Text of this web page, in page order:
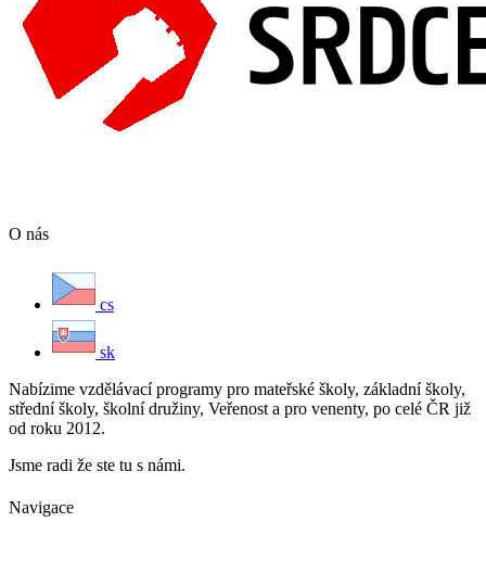
O nás
cs
sk
Nabízime vzdělávací programy pro mateřské školy, základní školy,
střední školy, školní družiny, Veřenost a pro venenty, po celé ČR již
od roku 2012.
Jsme radi že ste tu s námi.
Navigace